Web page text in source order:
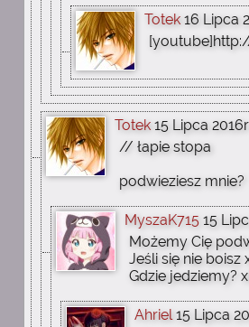
Totek 16 Lipca
Totek 15 Lipca
// łapie stopa
podwieziesz mnie?
MyszaK715 15
Możemy Cię
Jeśli się nie boisz
Gdzie jedziemy?
Ahriel 15 Lipca